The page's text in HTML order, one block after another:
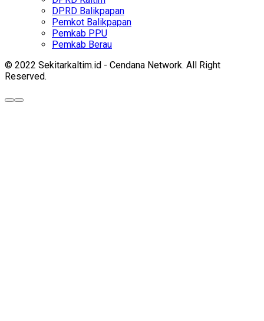
DPRD Balikpapan
Pemkot Balikpapan
Pemkab PPU
Pemkab Berau
© 2022 Sekitarkaltim.id - Cendana Network. All Right
Reserved.